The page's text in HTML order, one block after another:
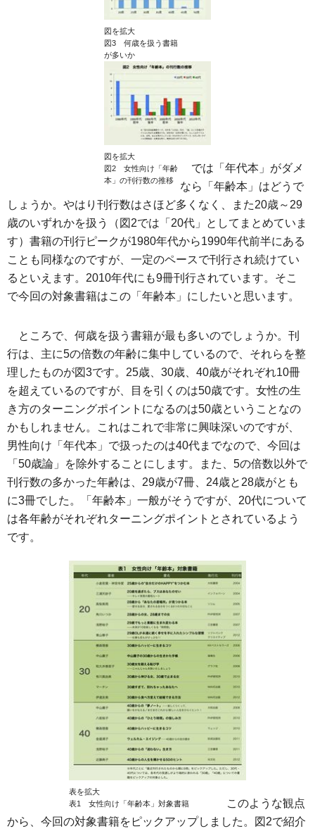
図を拡大
図3 何歳を扱う書籍
が多いか
図を拡大
図2 女性向け「年齢
本」の刊行数の推移
では「年代本」がダメ
なら「年齢本」はどうで
しょうか。やはり刊行数はさほど多くなく、また20歳～29
歳のいずれかを扱う（図2では「20代」としてまとめていま
す）書籍の刊行ピークが1980年代から1990年代前半にある
ことも同様なのですが、一定のペースで刊行され続けてい
るといえます。2010年代にも9冊刊行されています。そこ
で今回の対象書籍はこの「年齢本」にしたいと思います。
ところで、何歳を扱う書籍が最も多いのでしょうか。刊
行は、主に5の倍数の年齢に集中しているので、それらを整
理したものが図3です。25歳、30歳、40歳がそれぞれ10冊
を超えているのですが、目を引くのは50歳です。女性の生
き方のターニングポイントになるのは50歳ということなの
かもしれません。これはこれで非常に興味深いのですが、
男性向け「年代本」で扱ったのは40代までなので、今回は
「50歳論」を除外することにします。また、5の倍数以外で
刊行数の多かった年齢は、29歳が7冊、24歳と28歳がとも
に3冊でした。「年齢本」一般がそうですが、20代について
は各年齢がそれぞれターニングポイントとされているよう
です。
表を拡大
表1 女性向け「年齢本」対象書籍
このような観点
から、今回の対象書籍をピックアップしました。図2で紹介